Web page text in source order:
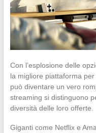
Con l’esplosione delle
la migliore piattaforma
può diventare un vero
streaming si distinguono
diversità delle loro offerte.
Giganti come Netflix e